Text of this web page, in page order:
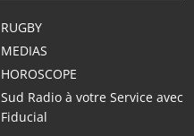
RUGBY
MEDIAS
HOROSCOPE
Sud Radio à votre Service avec
Fiducial